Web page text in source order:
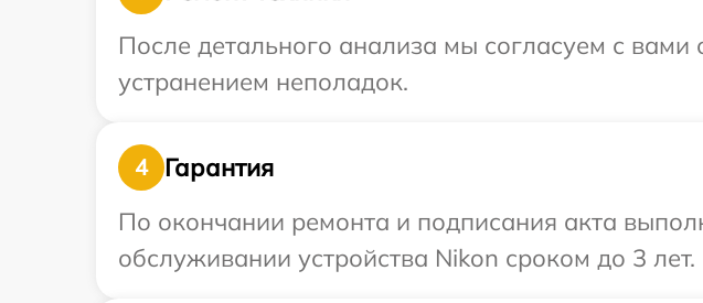
После детального анализа мы согласуем с
устранением неполадок.
4
Гарантия
По окончании ремонта и подписания акта
обслуживании устройства Nikon сроком до 3 лет.